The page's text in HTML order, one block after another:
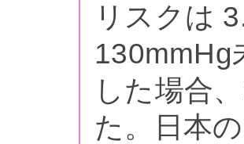
リスクは
130mmHg
した場合
た。日本